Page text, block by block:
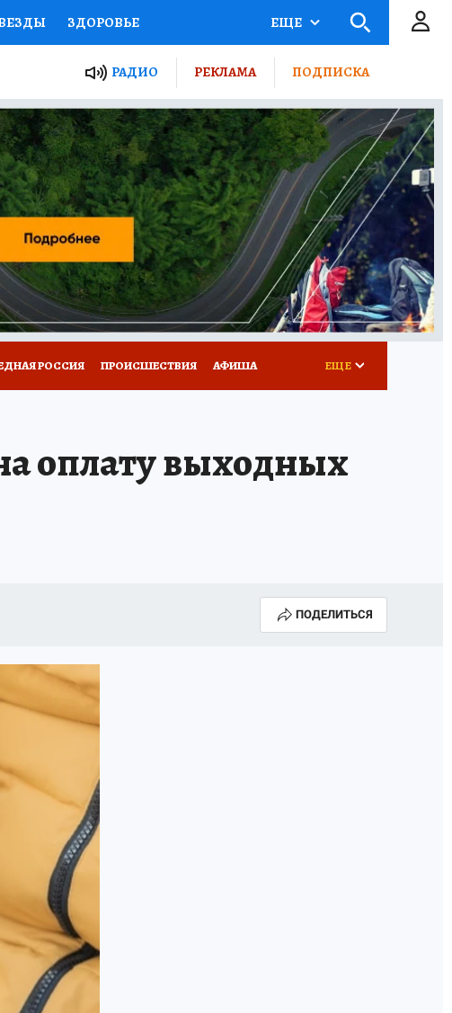
ЗДОРОВЬЕ
РОССИИ
СЕКРЕТЫ ПУТЕВОДИТЕЛЬ
ЖЕЛЕЗА ТУРИЗМ
ГИД ПОТРЕБИТЕЛЯ ВСЕ О КП
ЕЩЕ
РАДИО РЕКЛАМА ПОДПИСКА
РОССИЯ ПРОИСШЕСТВИЯ АФИША ЕЩЕ
оплату выходных
ПОДЕЛИТЬСЯ